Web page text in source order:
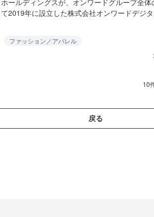
ールディングスが、オンワードグループ全体
2019年に設立した株式会社オンワードデジ
ファッション／アパレル
10
戻る